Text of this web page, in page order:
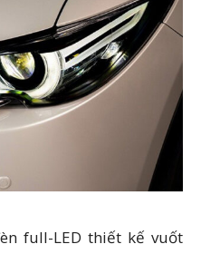
full-LED thiết kế vuốt